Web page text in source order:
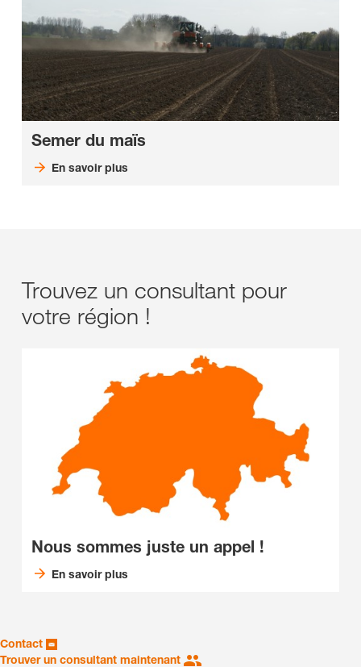
Semer du maïs
En savoir plus
Trouvez un consultant pour
votre région !
Nous sommes juste un appel !
En savoir plus
Contact
Trouver un consultant maintenant